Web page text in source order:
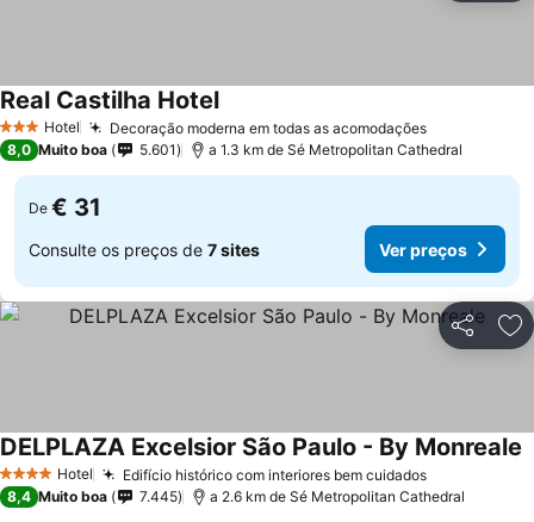
3 EstrelasHotel Decoração moderna em todas as acomodações
Real Castilha Hotel
8,0 Muito boa 5.601 a 1.3 km de Sé Metropolitan Cathedral
De € 31
Consulte os preços de 7 sites Ver preços
Partilhar
4 EstrelasHotel Edifício histórico com interiores bem cuidados
DELPLAZA Excelsior São Paulo - By Monreale
8,4 Muito boa 7.445 a 2.6 km de Sé Metropolitan Cathedral